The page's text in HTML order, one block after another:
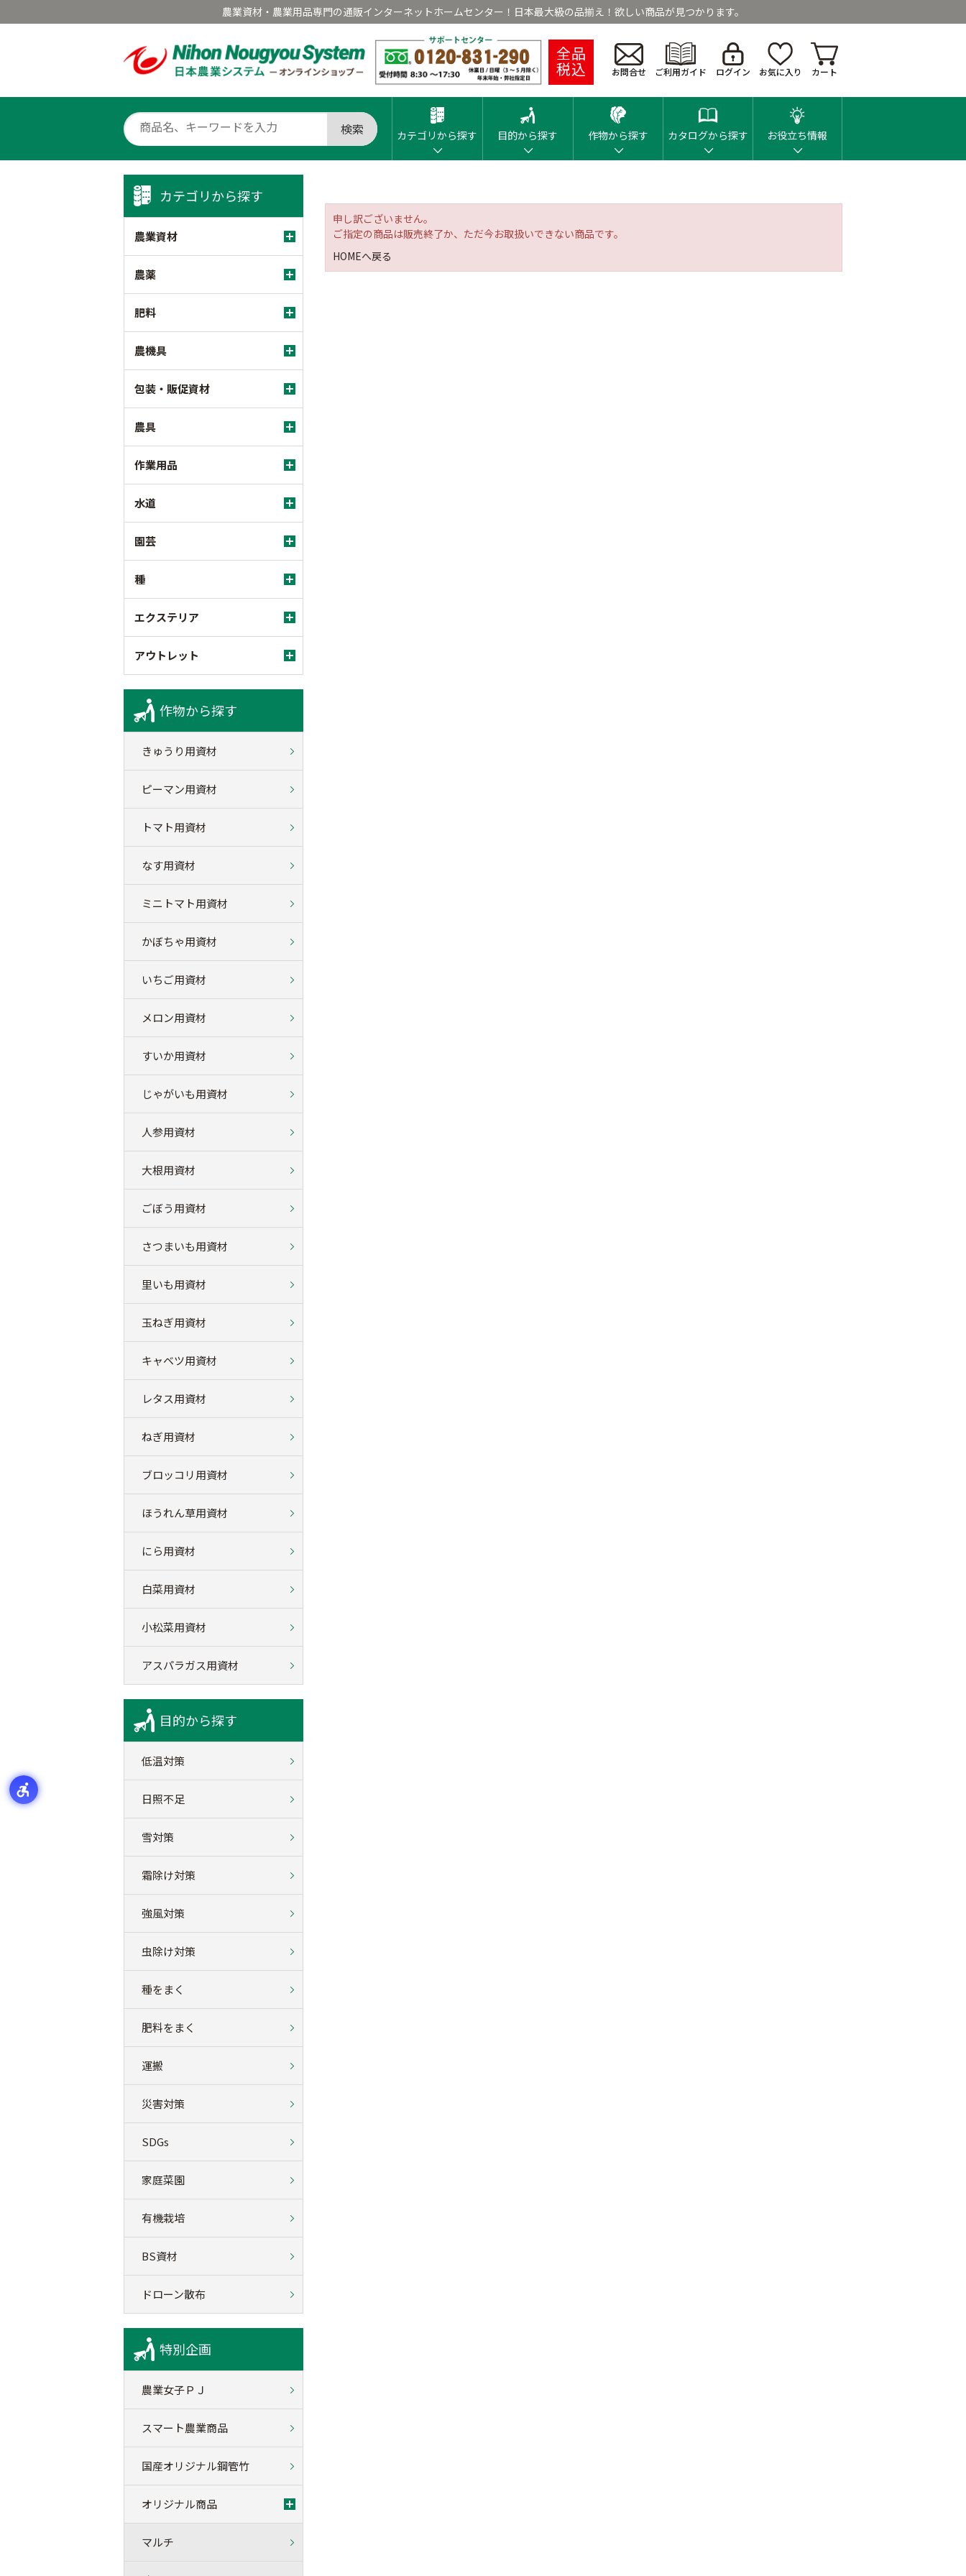
農業資材・農業用品専門の通販インターネットホームセンター！日本最大級の品揃え！欲しい商品が見つかります。
全品
税込 お問合せ ご利用ガイド ログイン お気に入り カート
検索 カテゴリから探す 目的から探す 作物から探す カタログから探す お役立ち情報
カテゴリから探す
農業資材
農薬
肥料
農機具
包装・販促資材
農具
作業用品
水道
園芸
種
エクステリア
アウトレット
作物から探す
きゅうり用資材
ピーマン用資材
トマト用資材
なす用資材
ミニトマト用資材
かぼちゃ用資材
いちご用資材
メロン用資材
すいか用資材
じゃがいも用資材
人参用資材
大根用資材
ごぼう用資材
さつまいも用資材
里いも用資材
玉ねぎ用資材
キャベツ用資材
レタス用資材
ねぎ用資材
ブロッコリ用資材
ほうれん草用資材
にら用資材
白菜用資材
小松菜用資材
アスパラガス用資材
目的から探す
低温対策
日照不足
雪対策
霜除け対策
強風対策
虫除け対策
種をまく
肥料をまく
運搬
災害対策
SDGs
家庭菜園
有機栽培
BS資材
ドローン散布
特別企画
農業女子ＰＪ
スマート農業商品
国産オリジナル鋼管竹
オリジナル商品
マルチ
申し訳ございません。
ご指定の商品は販売終了か、ただ今お取扱いできない商品です。
HOMEへ戻る